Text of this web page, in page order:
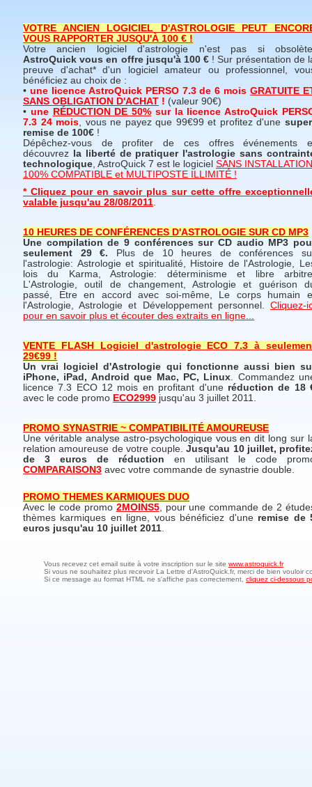
VOTRE ANCIEN LOGICIEL D'ASTROLOGIE PEUT
VOUS RAPPORTER JUSQU'À 100 € !
Votre ancien logiciel d'astrologie n'est pas si
AstroQuick vous en offre jusqu'à 100 € ! Sur présentation de
preuve d'achat* d'un logiciel amateur ou professionnel,
bénéficiez au choix de :
• une licence AstroQuick PERSO 7.3 de 6 moisGRATUITE
SANS OBLIGATION D'ACHAT ! (valeur 90€)
• une RÉDUCTION DE 50% sur la licence AstroQuick
7.3 24 mois, vous ne payez que 99€99 et profitez d'une
remise de 100€ !
Dépêchez-vous de profiter de ces offres événements
découvrez
la liberté de pratiquer l'astrologie sans
technologique, AstroQuick 7 est le logiciel SANS
100% COMPATIBLE et MULTIPOSTE ILLIMITÉ !
* Cliquez pour en savoir plus sur cette offre
valable jusqu'au 28/08/2011.
10 HEURES DE CONFÉRENCES D'ASTROLOGIE SUR CD MP3
Une compilation de 9 conférences sur CD audio MP3
seulement 29 €. Plus de 10 heures de conférences
l'astrologie: Astrologie et spiritualité, Histoire de l'Astrologie,
lois du Karma, Astrologie: déterminisme et libre
L'Astrologie, outil de changement, Astrologie et guérison
passé, Etre en accord avec soi-même, Le corps humain
l'Astrologie, Astrologie et Développement personnel. Cliquez-
pour en savoir plus et écouter des extraits en ligne...
VENTE FLASH Logiciel d'astrologie ECO 7.3 à
29€99 !
Un vrai logiciel d'Astrologie qui fonctionne aussi bien
iPhone, iPad, Android que Mac, PC, Linux. Commandez
licence 7.3 ECO 12 mois en profitant d'une réduction de 18
avec le code promo ECO2999 jusqu'au 3 juillet 2011.
PROMO SYNASTRIE ~ COMPATIBILITÉ AMOUREUSE
Une véritable analyse astro-psychologique vous en dit long sur
relation amoureuse de votre couple.Jusqu'au 10 juillet,
de 3 euros de réduction en utilisant le code
COMPARAISON3 avec votre commande de synastrie double.
PROMO THEMES KARMIQUES DUO
Avec le code promo 2MOINS5, pour une commande de 2
thèmes karmiques en ligne, vous bénéficiez d'une remise de
euros jusqu'au 10 juillet 2011.
Vous recevez cet email suite à votre inscription sur le site www.astroquick.fr
Si vous ne souhaitez plus recevoir La Lettre d'AstroQuick.fr, merci de bien vouloir
Si ce message au format HTML ne s'affiche pas correctement, cliquez ci-dessous